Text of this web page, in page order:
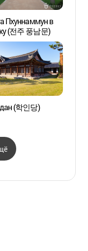
Пхуннаммун в
(전주 풍남문)
(학인당)